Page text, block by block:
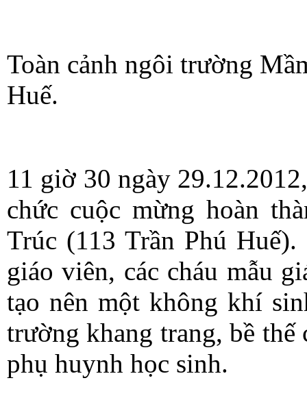
Toàn cảnh ngôi trường
Huế.
11 giờ 30 ngày
chức cuộc mừng hoàn
Trúc (113 Trần Phú
giáo viên, các cháu mẫu
tạo nên một không khí
trường khang trang, bề thế
phụ huynh học sinh.